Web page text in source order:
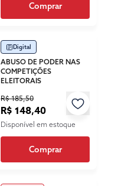
Comprar
Digital
ABUSO DE PODER NAS
COMPETIÇÕES
ELEITORAIS
R$ 185,50
R$ 148,40
Disponível em estoque
Comprar